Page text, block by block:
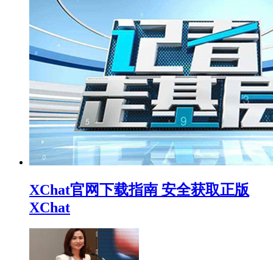
XChat官网下载指南 安全获取正版
XChat